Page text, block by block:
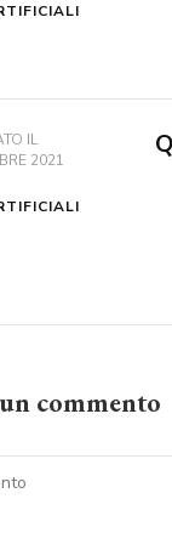
IL
2021
commento